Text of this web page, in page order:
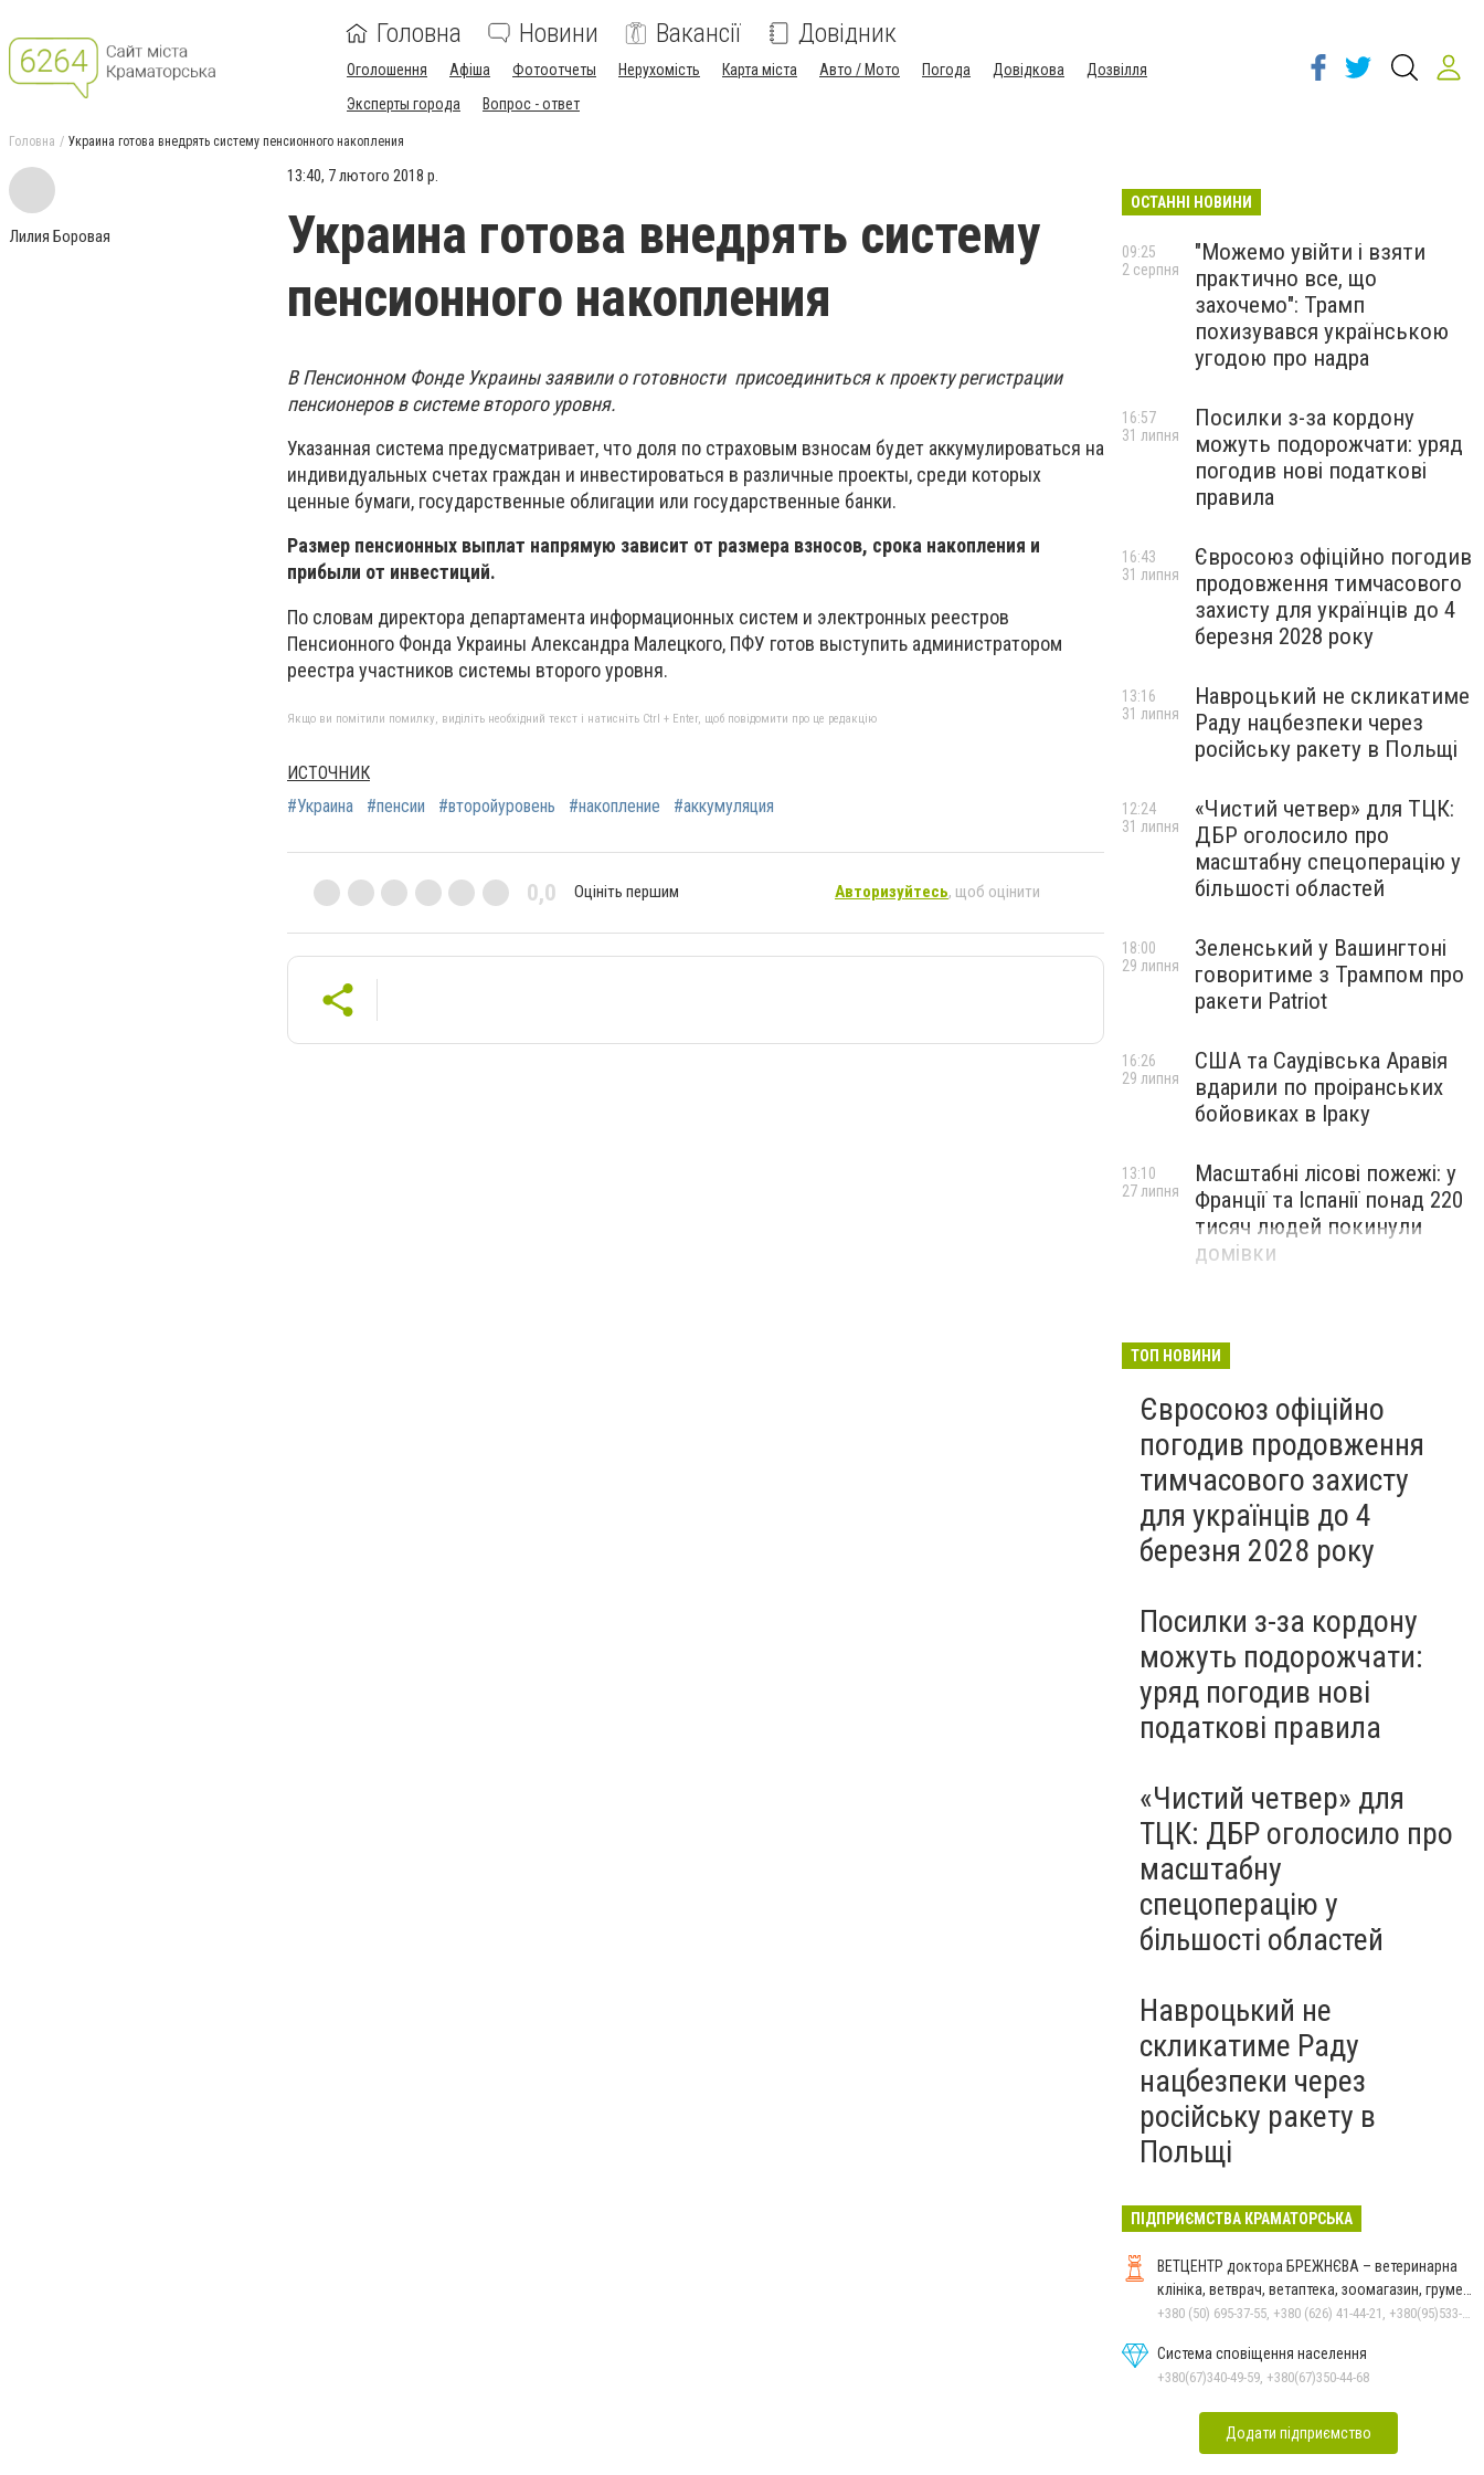
Головна Новини Вакансії Довідник
Оголошення Афіша Фотоотчеты Нерухомість Карта міста Авто / Мото Погода Довідкова
Дозвілля
Эксперты города
Вопрос - ответ
Головна Украина готова внедрять систему пенсионного накопления
Лилия Боровая
13:40, 7 лютого 2018 р.
Украина готова внедрять систему
пенсионного накопления
В Пенсионном Фонде Украины заявили о готовности присоединиться к проекту регистрации
пенсионеров в системе второго уровня.
Указанная система предусматривает, что доля по страховым взносам будет аккумулироваться на
индивидуальных счетах граждан и инвестироваться в различные проекты, среди которых
ценные бумаги, государственные облигации или государственные банки.
Размер пенсионных выплат напрямую зависит от размера взносов, срока накопления и
прибыли от инвестиций.
По словам директора департамента информационных систем и электронных реестров
Пенсионного Фонда Украины Александра Малецкого, ПФУ готов выступить администратором
реестра участников системы второго уровня.
Якщо ви помітили помилку, виділіть необхідний текст і натисніть Ctrl + Enter, щоб повідомити про це редакцію
ИСТОЧНИК
#Украина
#пенсии #второйуровень #накопление #аккумуляция
0,0 Оцініть першим Авторизуйтесь, щоб оцінити
ОСТАННІ НОВИНИ
"Можемо увійти і взяти
практично все, що
захочемо": Трамп
похизувався українською
угодою про надра
09:25
2 серпня
Посилки з-за кордону
можуть подорожчати: уряд
погодив нові податкові
правила
16:57
31 липня
Євросоюз офіційно погодив
продовження тимчасового
захисту для українців до 4
березня 2028 року
16:43
31 липня
Навроцький не скликатиме
Раду нацбезпеки через
російську ракету в Польщі
13:16
31 липня
«Чистий четвер» для ТЦК:
ДБР оголосило про
масштабну спецоперацію у
більшості областей
12:24
31 липня
Зеленський у Вашингтоні
говоритиме з Трампом про
ракети Patriot
18:00
29 липня
США та Саудівська Аравія
вдарили по проіранських
бойовиках в Іраку
16:26
29 липня
Масштабні лісові пожежі: у
Франції та Іспанії понад 220
тисяч людей покинули
домівки
13:10
27 липня
ТОП НОВИНИ
Євросоюз офіційно
погодив продовження
тимчасового захисту
для українців до 4
березня 2028 року
Посилки з-за кордону
можуть подорожчати:
уряд погодив нові
податкові правила
«Чистий четвер» для
ТЦК: ДБР оголосило про
масштабну
спецоперацію у
більшості областей
Навроцький не
скликатиме Раду
нацбезпеки через
російську ракету в
Польщі
ПІДПРИЄМСТВА КРАМАТОРСЬКА
ВЕТЦЕНТР доктора БРЕЖНЄВА – ветеринарна
клініка, ветврач, ветаптека, зоомагазин, грумер,
стрижки.
+380 (50) 695-37-55, +380 (626) 41-44-21, +380(95)533-90-03
Система сповіщення населення
+380(67)340-49-59, +380(67)350-44-68
Додати підприємство